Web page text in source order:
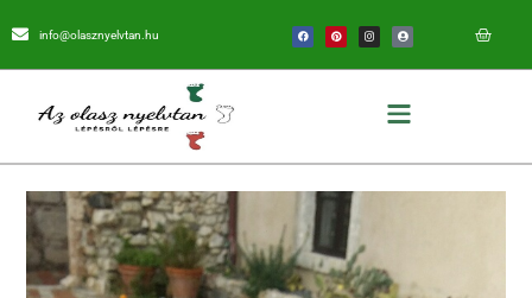
info@olasznyelvtan.hu